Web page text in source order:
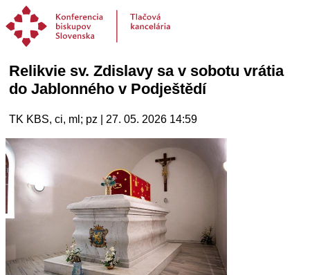
Relikvie sv. Zdislavy sa v sobotu vrátia
do Jablonného v Podještědí
TK KBS, ci, ml; pz | 27. 05. 2026 14:59